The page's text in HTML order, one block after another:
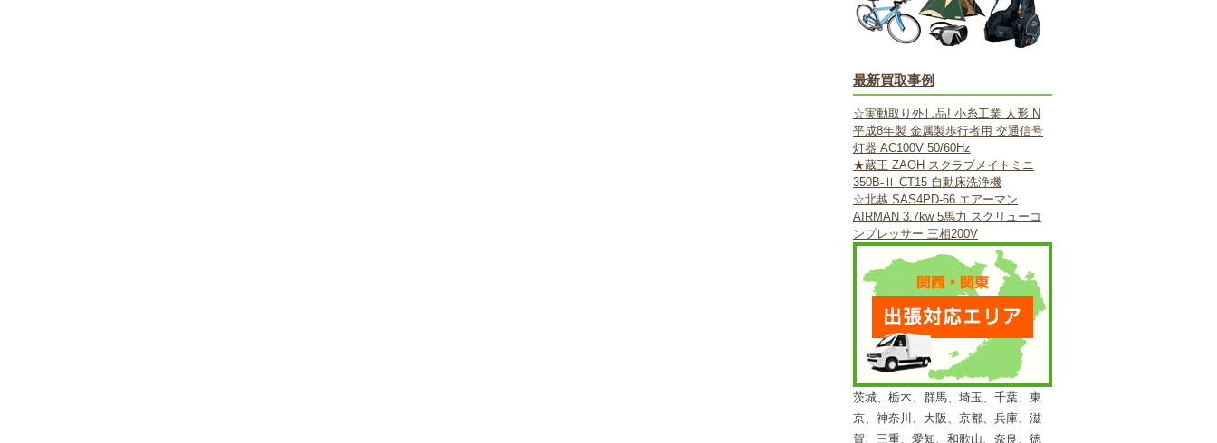
最新買取事例
☆実動取り外し品! 小糸工業 人形 N
平成8年製 金属製歩行者用 交通信号
灯器 AC100V 50/60Hz
★蔵王 ZAOH スクラブメイトミニ
350B-Ⅱ CT15 自動床洗浄機
☆北越 SAS4PD-66 エアーマン
AIRMAN 3.7kw 5馬力 スクリューコ
ンプレッサー 三相200V
茨城、栃木、群馬、埼玉、千葉、東
京、神奈川、大阪、京都、兵庫、滋
賀、三重、愛知、和歌山、奈良、徳